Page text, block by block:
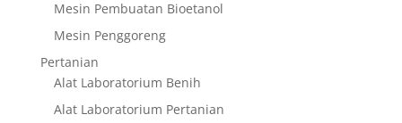
Mesin Pembuatan Bioetanol
Mesin Penggoreng
Pertanian
Alat Laboratorium Benih
Alat Laboratorium Pertanian